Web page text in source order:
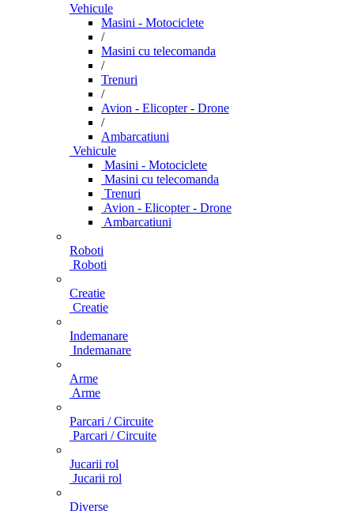
Vehicule
Masini - Motociclete
/
Masini cu telecomanda
/
Trenuri
/
Avion - Elicopter - Drone
/
Ambarcatiuni
Vehicule
Masini - Motociclete
Masini cu telecomanda
Trenuri
Avion - Elicopter - Drone
Ambarcatiuni
Roboti
Roboti
Creatie
Creatie
Indemanare
Indemanare
Arme
Arme
Parcari / Circuite
Parcari / Circuite
Jucarii rol
Jucarii rol
Diverse